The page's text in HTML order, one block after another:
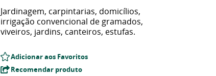
Jardinagem, carpintarias, domicílios,
irrigação convencional de gramados,
viveiros, jardins, canteiros, estufas.
Adicionar aos Favoritos
Recomendar produto